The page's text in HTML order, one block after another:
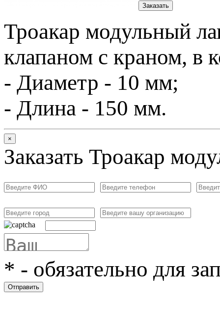
Заказать
Троакар модульный
клапаном с краном, в
- Диаметр - 10 мм;
- Длина - 150 мм.
×
Заказать Троакар
* - обязательно для
Отправить